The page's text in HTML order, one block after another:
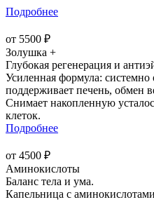
Подробнее
от 5500 ₽
Золушка +
Глубокая регенерация и
Усиленная формула:
поддерживает печень, обмен
Снимает накопленную
клеток.
Подробнее
от 4500 ₽
Аминокислоты
Баланс тела и ума.
Капельница с